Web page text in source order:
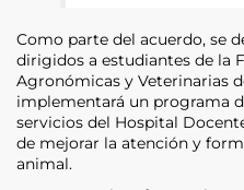
Como parte del acuerdo, se
dirigidos a estudiantes de la
Agronómicas y Veterinarias
implementará un programa
servicios del Hospital
de mejorar la atención y
animal.